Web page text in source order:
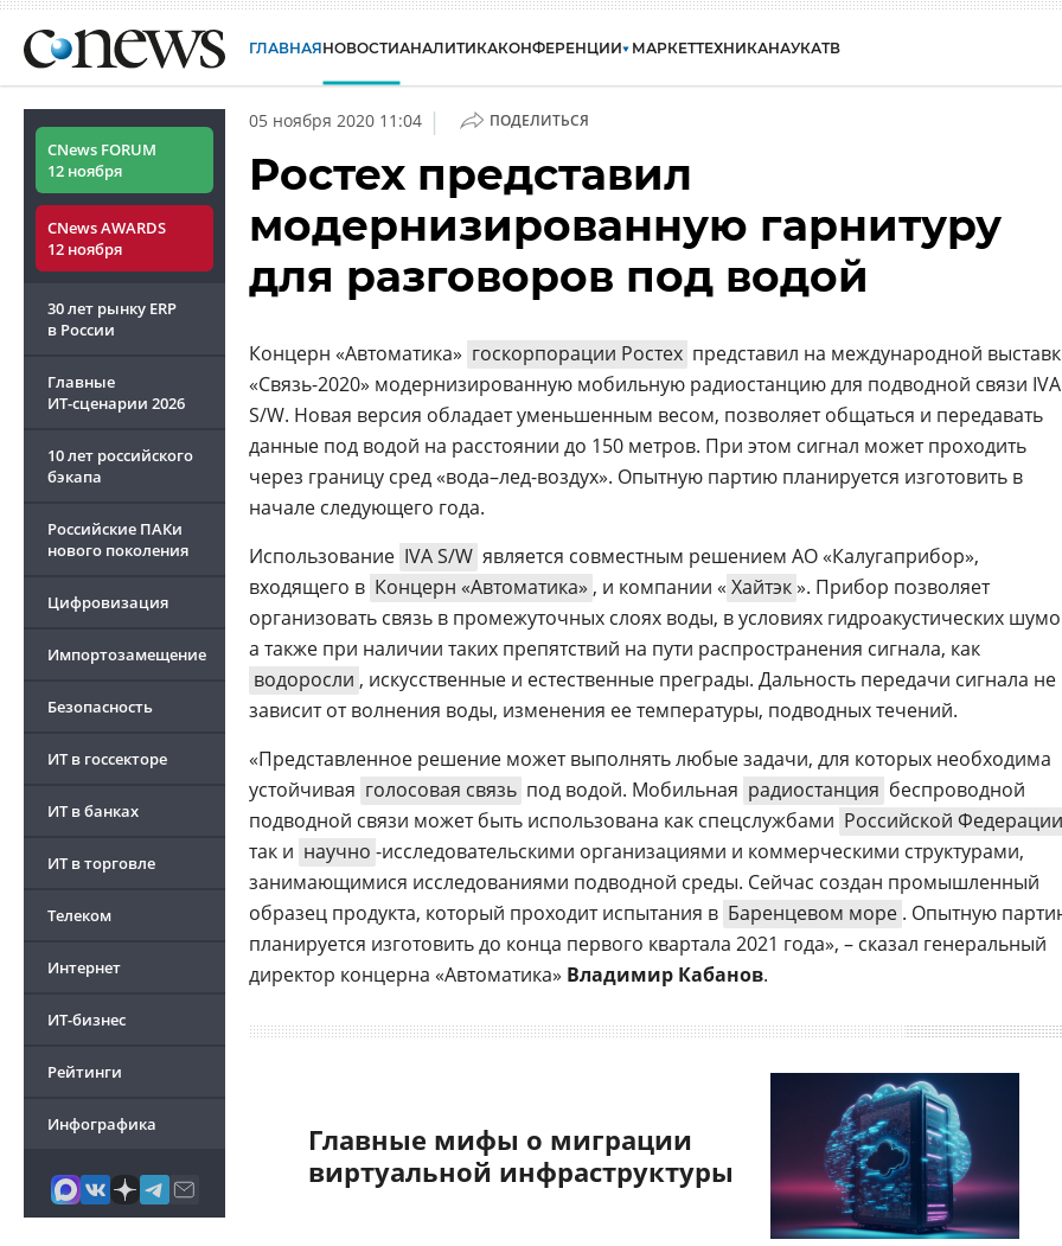
ГЛАВНАЯНОВОСТИАНАЛИТИКАКОНФЕРЕНЦИИ МАРКЕТТЕХНИКАНАУКАТВ
CNews FORUM
12 ноября
CNews AWARDS
12 ноября
30 лет рынку ERP
в России
Главные
ИТ-сценарии 2026
10 лет российского
бэкапа
Российские ПАКи
нового поколения
Цифровизация
Импортозамещение
Безопасность
ИТ в госсекторе
ИТ в банках
ИТ в торговле
Телеком
Интернет
ИТ-бизнес
Рейтинги
Инфографика
05 ноября 2020 11:04 | ПОДЕЛИТЬСЯ
Ростех представил
модернизированную гарнитуру
для разговоров под водой
Концерн «Автоматика» госкорпорации Ростех представил на международной
«Связь-2020» модернизированную мобильную радиостанцию для подводной связи IVA
S/W. Новая версия обладает уменьшенным весом, позволяет общаться и передавать
данные под водой на расстоянии до 150 метров. При этом сигнал может проходить
через границу сред «вода–лед-воздух». Опытную партию планируется изготовить в
начале следующего года.
Использование IVA S/W является совместным решением АО «Калугаприбор»,
входящего в Концерн «Автоматика» , и компании « Хайтэк». Прибор позволяет
организовать связь в промежуточных слоях воды, в условиях гидроакустических
а также при наличии таких препятствий на пути распространения сигнала, как
водоросли , искусственные и естественные преграды. Дальность передачи сигнала не
зависит от волнения воды, изменения ее температуры, подводных течений.
«Представленное решение может выполнять любые задачи, для которых необходима
устойчивая голосовая связь под водой. Мобильная радиостанция беспроводной
подводной связи может быть использована как спецслужбами Российской Федерации
так и научно -исследовательскими организациями и коммерческими структурами,
занимающимися исследованиями подводной среды. Сейчас создан промышленный
образец продукта, который проходит испытания в Баренцевом море . Опытную
планируется изготовить до конца первого квартала 2021 года», – сказал генеральный
директор концерна «Автоматика» Владимир Кабанов.
Главные мифы о миграции
виртуальной инфраструктуры